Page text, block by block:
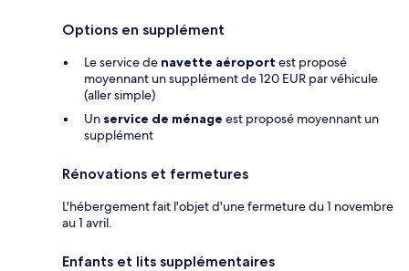
Options en supplément
Le service de navette aéroport est proposé
moyennant un supplément de 120 EUR par véhicule
(aller simple)
Un service de ménage est proposé moyennant un
supplément
Rénovations et fermetures
L'hébergement fait l'objet d'une fermeture du 1 novembre
au 1 avril.
Enfants et lits supplémentaires